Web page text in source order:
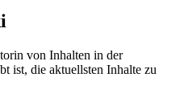
von Inhalten in der
ist, die aktuellsten Inhalte zu